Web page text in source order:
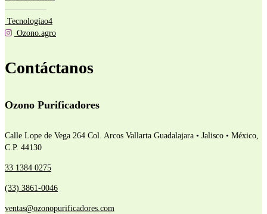
—————
Tecnologíao4
Ozono.agro
Contáctanos
Ozono Purificadores
Calle Lope de Vega 264 Col. Arcos Vallarta Guadalajara • Jalisco • México,
C.P. 44130
33 1384 0275
(33) 3861-0046
ventas@ozonopurificadores.com